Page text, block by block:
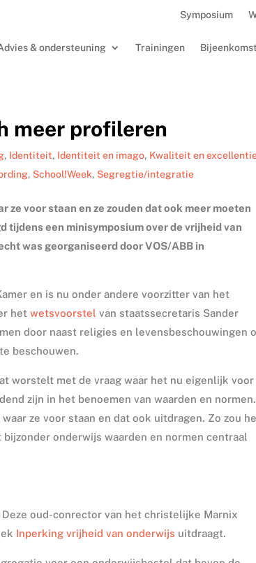
Symposium
& ondersteuning Trainingen
meer profileren
, Identiteit, Identiteit en imago, Kwaliteit en
, School!Week, Segregtie/integratie
voor staan en ze zouden dat ook meer moeten
tijdens een minisymposium over de vrijheid van
was georganiseerd door VOS/ABB in
en is nu onder andere voorzitter van het
hetwetsvoorstel van staatssecretaris Sander
door naast religies en levensbeschouwingen
beschouwen.
worstelt met de vraag waar het nu eigenlijk voor
zijn in het benoemen van waarden en normen.
ze voor staan en dat ook uitdragen. Zo zou
onderwijs waarden en normen centraal
oud-conrector van het christelijke Marnix
Inperking vrijheid van onderwijs uitdraagt.